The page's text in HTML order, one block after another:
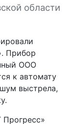
области
Прибор
ООО
к автомату
выстрела,